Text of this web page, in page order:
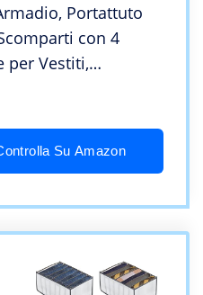
Portattuto
con 4
per Vestiti,
da 30,5 x 29 x 106
Su Amazon